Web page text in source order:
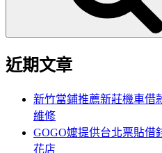
近期文章
新竹當鋪推薦新莊機車借
維修
GOGO嬤提供台北票貼借
花店